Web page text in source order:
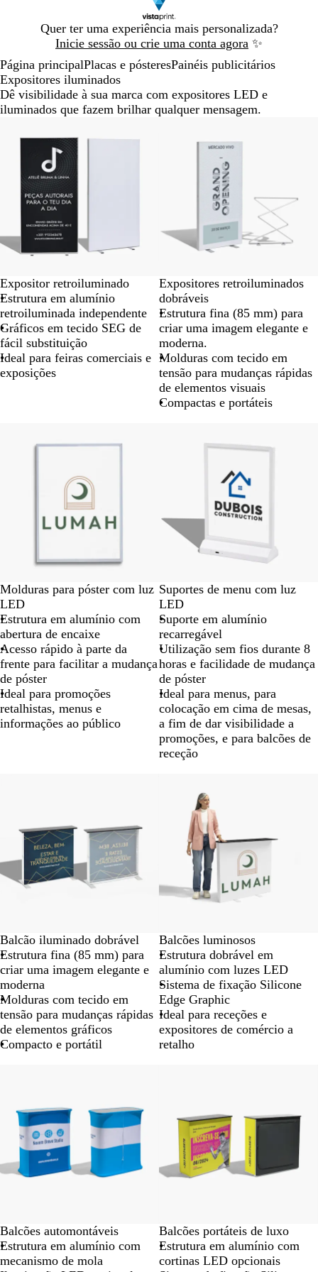
Quer ter uma experiência mais personalizada?
Inicie sessão ou crie uma conta agora ✨
Diapositivo
1
Página principalPlacas e pósteresPainéis publicitários
Expositores iluminados
Dê visibilidade à sua marca com expositores LED e
iluminados que fazem brilhar qualquer mensagem.
Expositor retroiluminado
Estrutura em alumínio
retroiluminada independente
Gráficos em tecido SEG de
fácil substituição
Ideal para feiras comerciais e
exposições
Expositores retroiluminados
dobráveis
Estrutura fina (85 mm) para
criar uma imagem elegante e
moderna.
Molduras com tecido em
tensão para mudanças rápidas
de elementos visuais
Compactas e portáteis
Molduras para póster com luz
LED
Estrutura em alumínio com
abertura de encaixe
Acesso rápido à parte da
frente para facilitar a mudança
de póster
Ideal para promoções
retalhistas, menus e
informações ao público
Suportes de menu com luz
LED
Suporte em alumínio
recarregável
Utilização sem fios durante 8
horas e facilidade de mudança
de póster
Ideal para menus, para
colocação em cima de mesas,
a fim de dar visibilidade a
promoções, e para balcões de
receção
Balcão iluminado dobrável
Estrutura fina (85 mm) para
criar uma imagem elegante e
moderna
Molduras com tecido em
tensão para mudanças rápidas
de elementos gráficos
Compacto e portátil
Balcões luminosos
Estrutura dobrável em
alumínio com luzes LED
Sistema de fixação Silicone
Edge Graphic
Ideal para receções e
expositores de comércio a
retalho
Balcões automontáveis
Estrutura em alumínio com
mecanismo de mola
Balcões portáteis de luxo
Estrutura em alumínio com
cortinas LED opcionais